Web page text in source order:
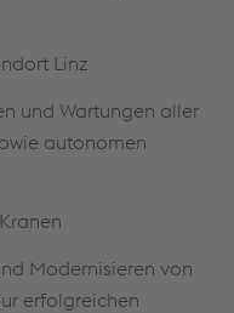
Linz
und Wartungen aller
autonomen
Modernisieren von
erfolgreichen